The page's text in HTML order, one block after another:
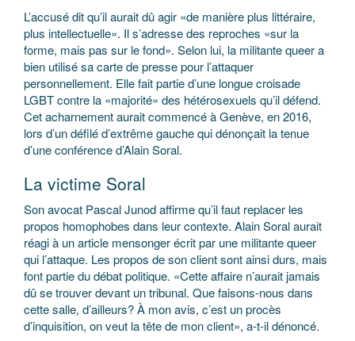
L’accusé dit qu’il aurait dû agir «de manière plus littéraire,
plus intellectuelle». Il s’adresse des reproches «sur la
forme, mais pas sur le fond». Selon lui, la militante queer a
bien utilisé sa carte de presse pour l’attaquer
personnellement. Elle fait partie d’une longue croisade
LGBT contre la «majorité» des hétérosexuels qu’il défend.
Cet acharnement aurait commencé à Genève, en 2016,
lors d’un défilé d’extrême gauche qui dénonçait la tenue
d’une conférence d’Alain Soral.
La victime Soral
Son avocat Pascal Junod affirme qu’il faut replacer les
propos homophobes dans leur contexte. Alain Soral aurait
réagi à un article mensonger écrit par une militante queer
qui l’attaque. Les propos de son client sont ainsi durs, mais
font partie du débat politique. «Cette affaire n’aurait jamais
dû se trouver devant un tribunal. Que faisons-nous dans
cette salle, d’ailleurs? À mon avis, c’est un procès
d’inquisition, on veut la tête de mon client», a-t-il dénoncé.